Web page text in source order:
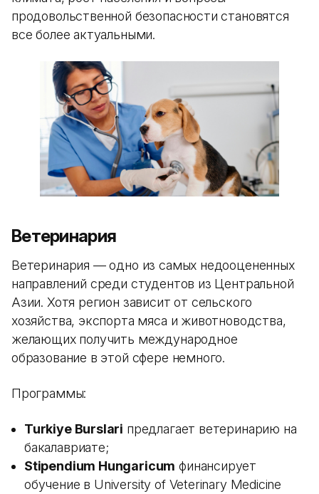
продовольственной безопасности становятся
все более актуальными.
Ветеринария
Ветеринария — одно из самых недооцененных
направлений среди студентов из Центральной
Азии. Хотя регион зависит от сельского
хозяйства, экспорта мяса и животноводства,
желающих получить международное
образование в этой сфере немного.
Программы:
Turkiye Burslari предлагает ветеринарию на
бакалавриате;
Stipendium Hungaricum финансирует
обучение в University of Veterinary Medicine